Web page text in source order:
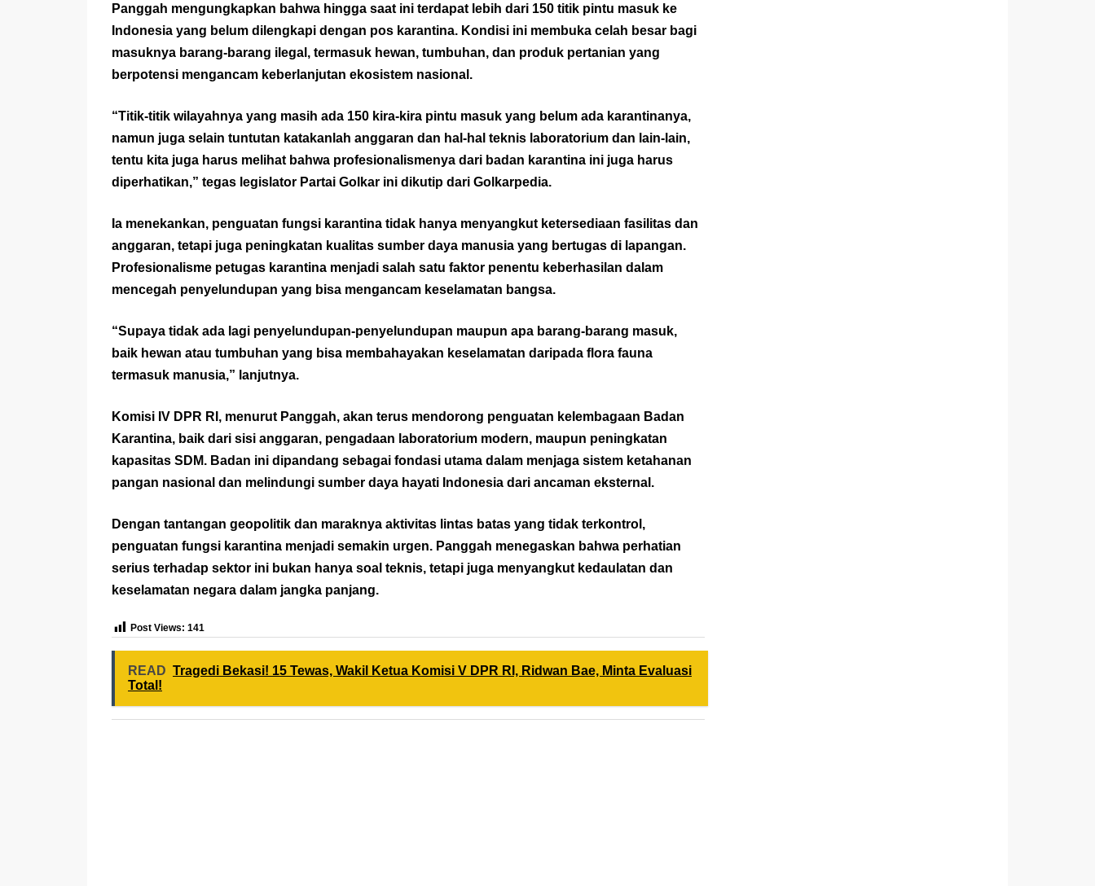
Panggah mengungkapkan bahwa hingga saat ini terdapat lebih dari 150 titik pintu masuk ke
Indonesia yang belum dilengkapi dengan pos karantina. Kondisi ini membuka celah besar bagi
masuknya barang-barang ilegal, termasuk hewan, tumbuhan, dan produk pertanian yang
berpotensi mengancam keberlanjutan ekosistem nasional.
“Titik-titik wilayahnya yang masih ada 150 kira-kira pintu masuk yang belum ada karantinanya,
namun juga selain tuntutan katakanlah anggaran dan hal-hal teknis laboratorium dan lain-lain,
tentu kita juga harus melihat bahwa profesionalismenya dari badan karantina ini juga harus
diperhatikan,” tegas legislator Partai Golkar ini dikutip dari Golkarpedia.
Ia menekankan, penguatan fungsi karantina tidak hanya menyangkut ketersediaan fasilitas dan
anggaran, tetapi juga peningkatan kualitas sumber daya manusia yang bertugas di lapangan.
Profesionalisme petugas karantina menjadi salah satu faktor penentu keberhasilan dalam
mencegah penyelundupan yang bisa mengancam keselamatan bangsa.
“Supaya tidak ada lagi penyelundupan-penyelundupan maupun apa barang-barang masuk,
baik hewan atau tumbuhan yang bisa membahayakan keselamatan daripada flora fauna
termasuk manusia,” lanjutnya.
Komisi IV DPR RI, menurut Panggah, akan terus mendorong penguatan kelembagaan Badan
Karantina, baik dari sisi anggaran, pengadaan laboratorium modern, maupun peningkatan
kapasitas SDM. Badan ini dipandang sebagai fondasi utama dalam menjaga sistem ketahanan
pangan nasional dan melindungi sumber daya hayati Indonesia dari ancaman eksternal.
Dengan tantangan geopolitik dan maraknya aktivitas lintas batas yang tidak terkontrol,
penguatan fungsi karantina menjadi semakin urgen. Panggah menegaskan bahwa perhatian
serius terhadap sektor ini bukan hanya soal teknis, tetapi juga menyangkut kedaulatan dan
keselamatan negara dalam jangka panjang.
Post Views: 141
READ Tragedi Bekasi! 15 Tewas, Wakil Ketua Komisi V DPR RI, Ridwan Bae, Minta Evaluasi
Total!